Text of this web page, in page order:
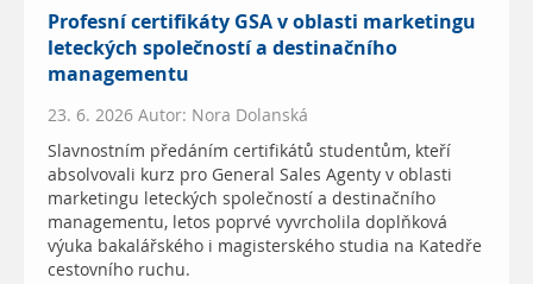
Profesní certifikáty GSA v oblasti marketingu
leteckých společností a destinačního
managementu
23. 6. 2026 Autor: Nora Dolanská
Slavnostním předáním certifikátů studentům, kteří
absolvovali kurz pro General Sales Agenty v oblasti
marketingu leteckých společností a destinačního
managementu, letos poprvé vyvrcholila doplňková
výuka bakalářského i magisterského studia na Katedře
cestovního ruchu.